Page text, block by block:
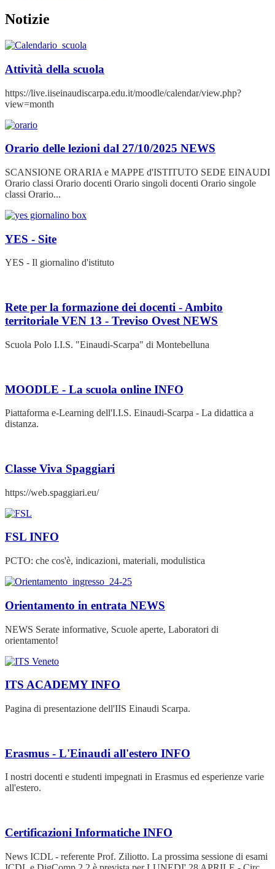
Notizie
Attività della scuola
https://live.iiseinaudiscarpa.edu.it/moodle/calendar/view.php?
view=month
Orario delle lezioni dal 27/10/2025 NEWS
SCANSIONE ORARIA e MAPPE d'ISTITUTO SEDE EINAUDI
Orario classi Orario docenti Orario singoli docenti Orario singole
classi Orario...
YES - Site
YES - Il giornalino d'istituto
Rete per la formazione dei docenti - Ambito
territoriale VEN 13 - Treviso Ovest NEWS
Scuola Polo I.I.S. "Einaudi-Scarpa" di Montebelluna
MOODLE - La scuola online INFO
Piattaforma e-Learning dell'I.I.S. Einaudi-Scarpa - La didattica a
distanza.
Classe Viva Spaggiari
https://web.spaggiari.eu/
FSL INFO
PCTO: che cos'è, indicazioni, materiali, modulistica
Orientamento in entrata NEWS
NEWS Serate informative, Scuole aperte, Laboratori di
orientamento!
ITS ACADEMYINFO
Pagina di presentazione dell'IIS Einaudi Scarpa.
Erasmus - L'Einaudi all'estero INFO
I nostri docenti e studenti impegnati in Erasmus ed esperienze varie
all'estero.
Certificazioni Informatiche INFO
News ICDL - referente Prof. Ziliotto. La prossima sessione di esami